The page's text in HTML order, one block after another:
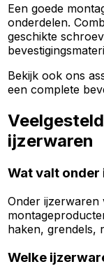
Een goede
onderdelen.
geschikte
Bekijk ook ons
een complete
ijzerwaren
Wat valt onder
Onder ijzerwaren
haken, grendels,
Welke